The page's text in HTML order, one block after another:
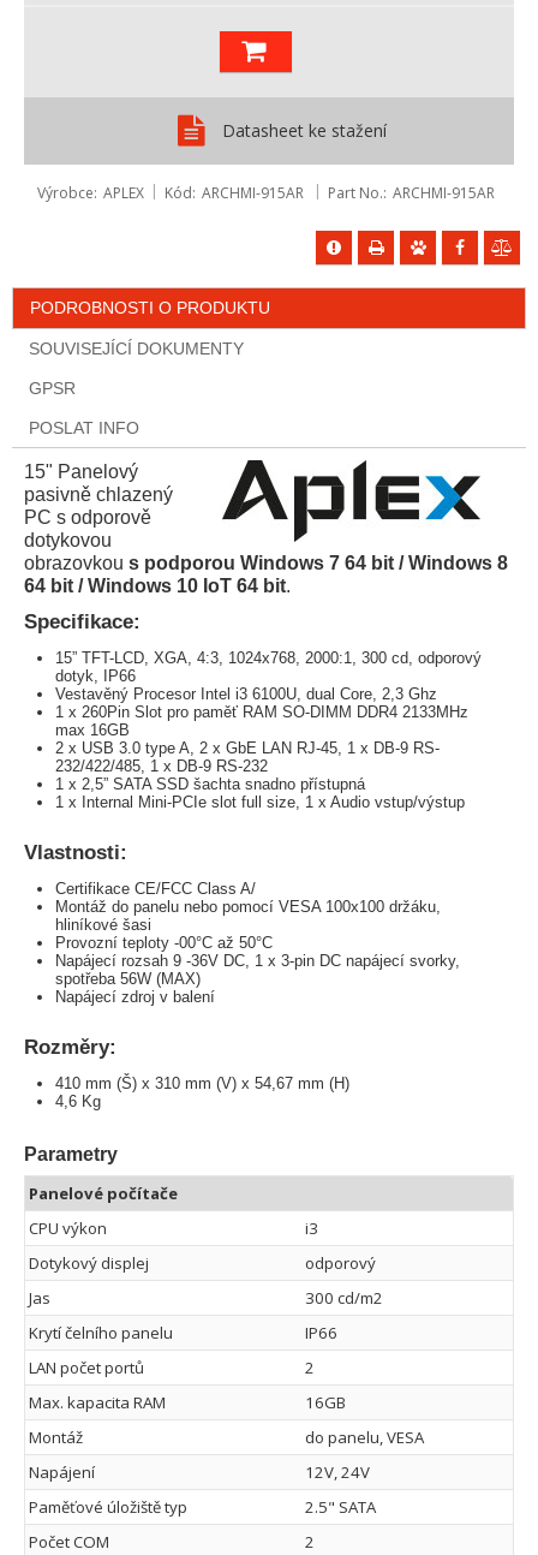
Datasheet ke stažení
Výrobce APLEX Kód ARCHMI-915AR Part No. ARCHMI-915AR
PODROBNOSTI O PRODUKTU
SOUVISEJÍCÍ DOKUMENTY
GPSR
POSLAT INFO
15" Panelový
pasivně chlazený
PC s odporově
dotykovou
obrazovkou s podporou Windows 7 64 bit / Windows 8
64 bit / Windows 10 IoT 64 bit.
Specifikace:
15” TFT-LCD, XGA, 4:3, 1024x768, 2000:1, 300 cd, odporový
dotyk, IP66
Vestavěný Procesor Intel i3 6100U, dual Core, 2,3 Ghz
1 x 260Pin Slot pro paměť RAM SO-DIMM DDR4 2133MHz
max 16GB
2 x USB 3.0 type A, 2 x GbE LAN RJ-45, 1 x DB-9 RS-
232/422/485, 1 x DB-9 RS-232
1 x 2,5” SATA SSD šachta snadno přístupná
1 x Internal Mini-PCIe slot full size, 1 x Audio vstup/výstup
Vlastnosti:
Certifikace CE/FCC Class A/
Montáž do panelu nebo pomocí VESA 100x100 držáku,
hliníkové šasi
Provozní teploty -00°C až 50°C
Napájecí rozsah 9 -36V DC, 1 x 3-pin DC napájecí svorky,
spotřeba 56W (MAX)
Napájecí zdroj v balení
Rozměry:
410 mm (Š) x 310 mm (V) x 54,67 mm (H)
4,6 Kg
Parametry
Panelové počítače
CPU výkon
i3
Dotykový displej
odporový
Jas
300 cd/m2
Krytí čelního panelu
IP66
LAN počet portů
2
Max. kapacita RAM
16GB
Montáž
do panelu, VESA
Napájení
12V, 24V
Paměťové úložiště typ
2.5" SATA
Počet COM
2